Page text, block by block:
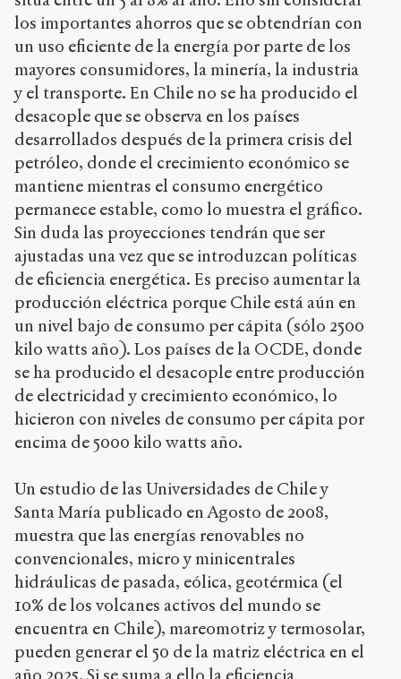
los importantes ahorros que se obtendrían con
un uso eficiente de la energía por parte de los
mayores consumidores, la minería, la industria
y el transporte. En Chile no se ha producido el
desacople que se observa en los países
desarrollados después de la primera crisis del
petróleo, donde el crecimiento económico se
mantiene mientras el consumo energético
permanece estable, como lo muestra el gráfico.
Sin duda las proyecciones tendrán que ser
ajustadas una vez que se introduzcan políticas
de eficiencia energética. Es preciso aumentar la
producción eléctrica porque Chile está aún en
un nivel bajo de consumo per cápita (sólo 2500
kilo watts año). Los países de la OCDE, donde
se ha producido el desacople entre producción
de electricidad y crecimiento económico, lo
hicieron con niveles de consumo per cápita por
encima de 5000 kilo watts año.
Un estudio de las Universidades de Chile y
Santa María publicado en Agosto de 2008,
muestra que las energías renovables no
convencionales, micro y minicentrales
hidráulicas de pasada, eólica, geotérmica (el
10% de los volcanes activos del mundo se
encuentra en Chile), mareomotriz y termosolar,
pueden generar el 50 de la matriz eléctrica en el